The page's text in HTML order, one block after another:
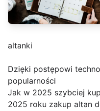
altanki
Dzięki postępowi
popularności
Jak w 2025 szybciej
2025 roku zakup altan